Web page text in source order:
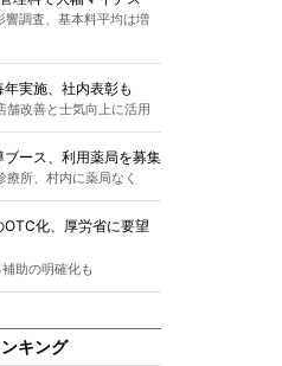
調査、基本料平均は増
実施、社内表彰も
改善と士気向上に活用
ース、利用薬局を募集
所、村内に薬局なく
OTC化、厚労省に要望
助の明確化も
キング